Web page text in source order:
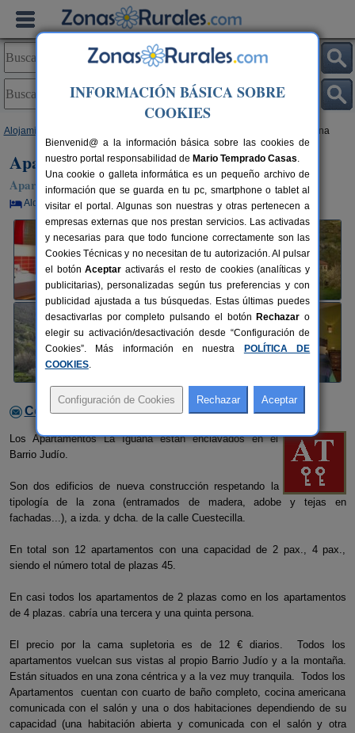
Alojamientos > Apartamentos La Iguana
Apartamentos La Iguana
Apartamentos Rurales en Hervás (Cáceres)
Alquiler por habitaciones 2-36+9 plazas 120 km de Cáceres
Contactar con el alojamiento
Los Apartamentos La Iguana están enclavados en el
Barrio Judío.
Son dos edificios de nueva construcción respetando la
tipología de la zona (entramados de madera, adobe y tejas en
fachadas...), a izda. y dcha. de la calle Cuestecilla.
En total son 12 apartamentos con una capacidad de 2 pax., 4 pax.,
siendo el número total de plazas 45.
En casi todos los apartamentos de 2 plazas como en los apartamentos
de 4 plazas. cabría una tercera y una quinta persona.
El precio por la cama supletoria es de 12 € diarios. Todos los
apartamentos vuelcan sus vistas al propio Barrio Judío y a la montaña.
Están situados en una zona céntrica y a la vez muy tranquila. Todos los
Apartamentos cuentan con cuarto de baño completo, cocina americana
comunicada con el salón y una o dos habitaciones dependiendo de su
capacidad (una habitación abierta y comunicada con el salón y otra
INFORMACIÓN BÁSICA SOBRE
COOKIES
Bienvenid@ a la información básica sobre las cookies de
nuestro portal responsabilidad de Mario Temprado Casas.
Una cookie o galleta informática es un pequeño archivo de
información que se guarda en tu pc, smartphone o tablet al
visitar el portal. Algunas son nuestras y otras pertenecen a
empresas externas que nos prestan servicios. Las activadas
y necesarias para que todo funcione correctamente son las
Cookies Técnicas y no necesitan de tu autorización. Al pulsar
el botónAceptar activarás el resto de cookies (analíticas y
publicitarias), personalizadas según tus preferencias y con
publicidad ajustada a tus búsquedas. Estas últimas puedes
desactivarlas por completo pulsando el botón Rechazar o
elegir su activación/desactivación desde “Configuración de
Cookies”. Más información en nuestra
POLÍTICA DE
COOKIES.